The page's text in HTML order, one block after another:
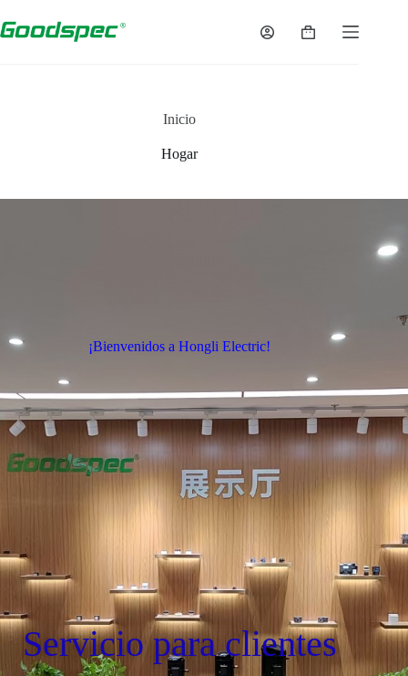
Inicio
Hogar
¡Bienvenidos a Hongli Electric!
Servicio para clientes